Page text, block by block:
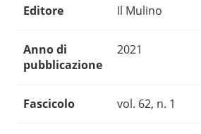
Editore Il Mulino
Anno di
pubblicazione
2021
Fascicolo vol. 62, n. 1